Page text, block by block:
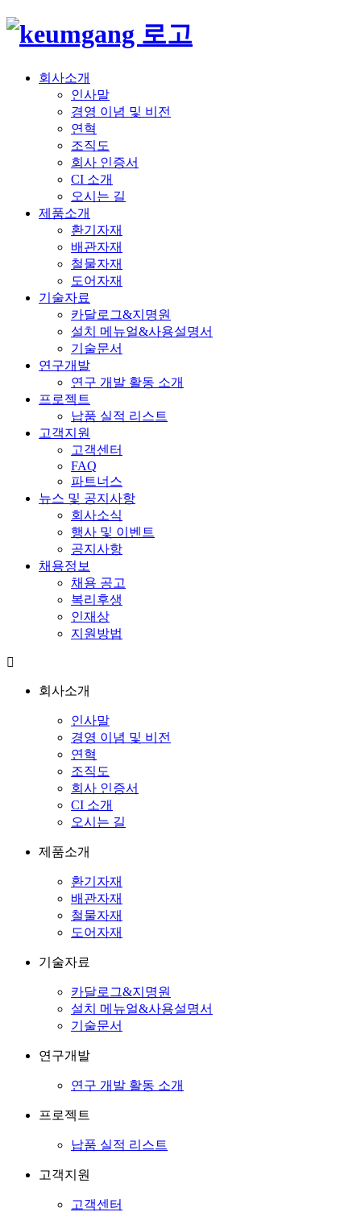
회사소개
인사말
경영 이념 및 비전
연혁
조직도
회사 인증서
CI 소개
오시는 길
제품소개
환기자재
배관자재
철물자재
도어자재
기술자료
카달로그&지명원
설치 메뉴얼&사용설명서
기술문서
연구개발
연구 개발 활동 소개
프로젝트
납품 실적 리스트
고객지원
고객센터
FAQ
파트너스
뉴스 및 공지사항
회사소식
행사 및 이벤트
공지사항
채용정보
채용 공고
복리후생
인재상
지원방법
회사소개
인사말
경영 이념 및 비전
연혁
조직도
회사 인증서
CI 소개
오시는 길
제품소개
환기자재
배관자재
철물자재
도어자재
기술자료
카달로그&지명원
설치 메뉴얼&사용설명서
기술문서
연구개발
연구 개발 활동 소개
프로젝트
납품 실적 리스트
고객지원
고객센터